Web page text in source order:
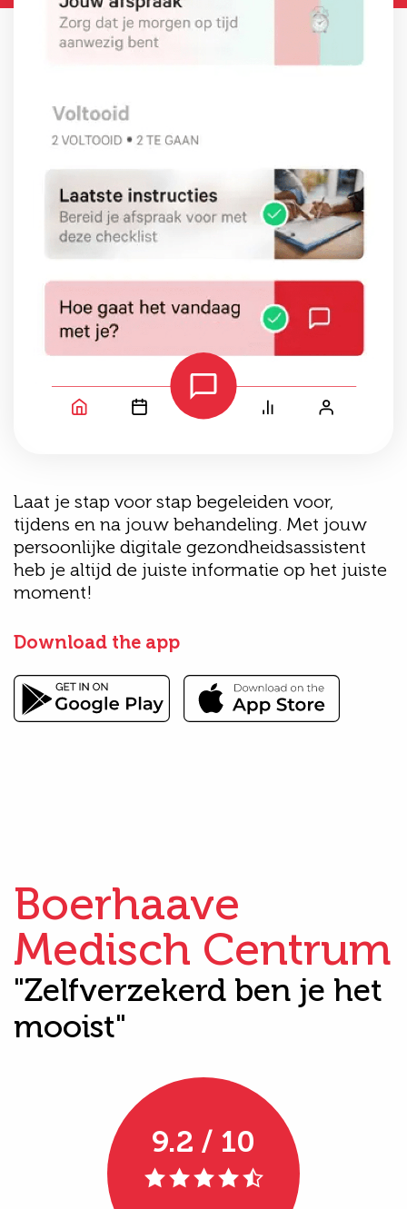
Laat je stap voor stap begeleiden voor,
tijdens en na jouw behandeling. Met jouw
persoonlijke digitale gezondheidsassistent
heb je altijd de juiste informatie op het juiste
moment!
Download the app
Boerhaave
Medisch Centrum
"Zelfverzekerd ben je het
mooist"
9.2 / 10